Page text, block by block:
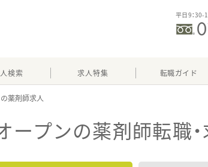
平日9：30-
検索 求人特集 転職ガイド
ープンの薬剤師転職